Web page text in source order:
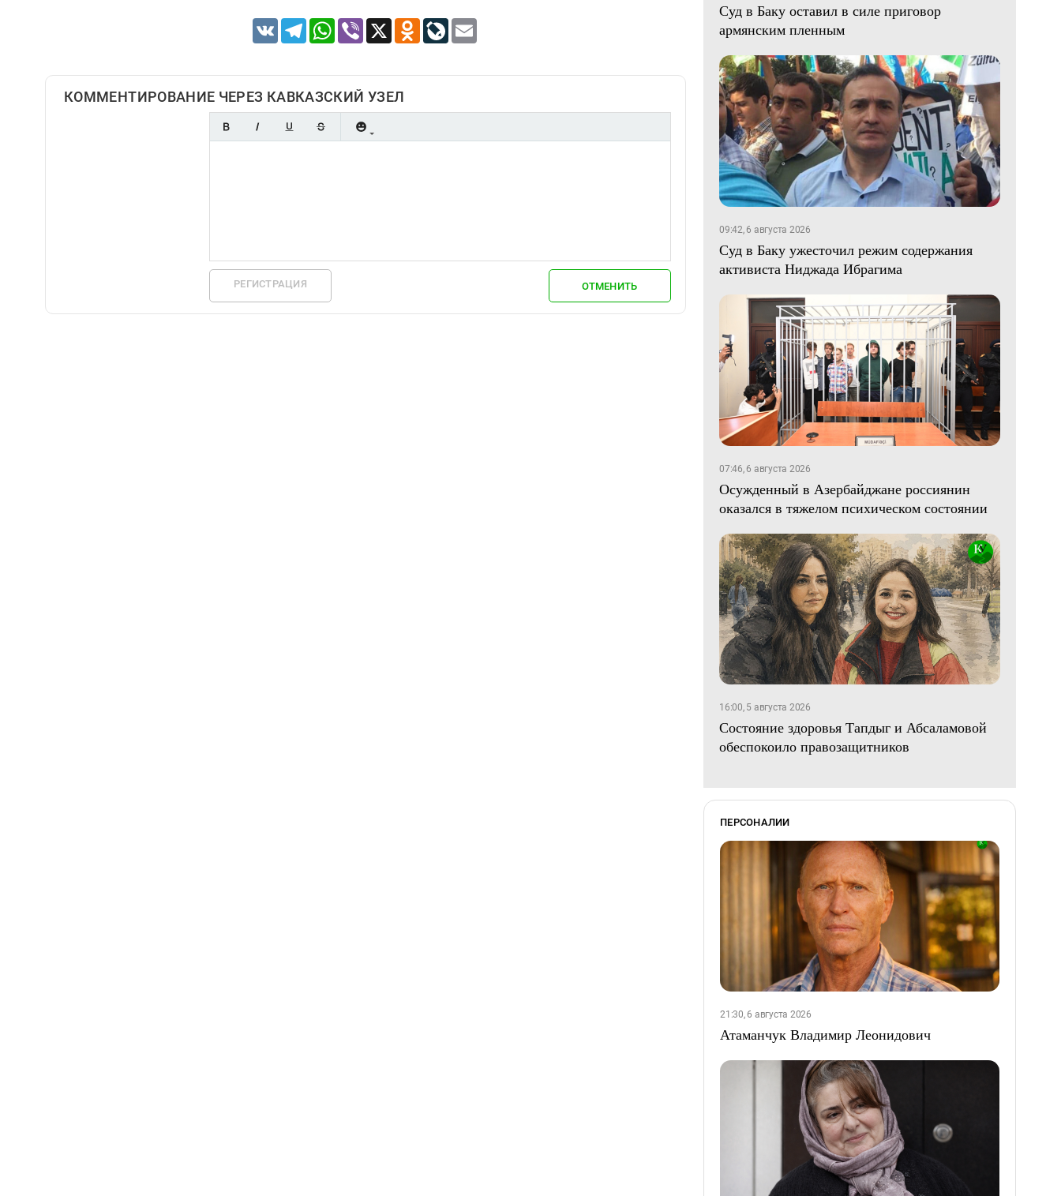
VK TelegramWhatsApp
Viber X Odnoklassniki
LiveJournal
КОММЕНТИРОВАНИЕ ЧЕРЕЗ КАВКАЗСКИЙ УЗЕЛ
РЕГИСТРАЦИЯ ОТМЕНИТЬ
Суд в Баку оставил в силе приговор
армянским пленным
09:42, 6 августа 2026
Суд в Баку ужесточил режим содержания
активиста Ниджада Ибрагима
07:46, 6 августа 2026
Осужденный в Азербайджане россиянин
оказался в тяжелом психическом состоянии
16:00, 5 августа 2026
Состояние здоровья Тапдыг и Абсаламовой
обеспокоило правозащитников
ПЕРСОНАЛИИ
21:30, 6 августа 2026
Атаманчук Владимир Леонидович